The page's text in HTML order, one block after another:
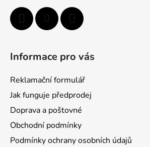
Informace pro vás
Reklamační formulář
Jak funguje předprodej
Doprava a poštovné
Obchodní podmínky
Podmínky ochrany osobních údajů